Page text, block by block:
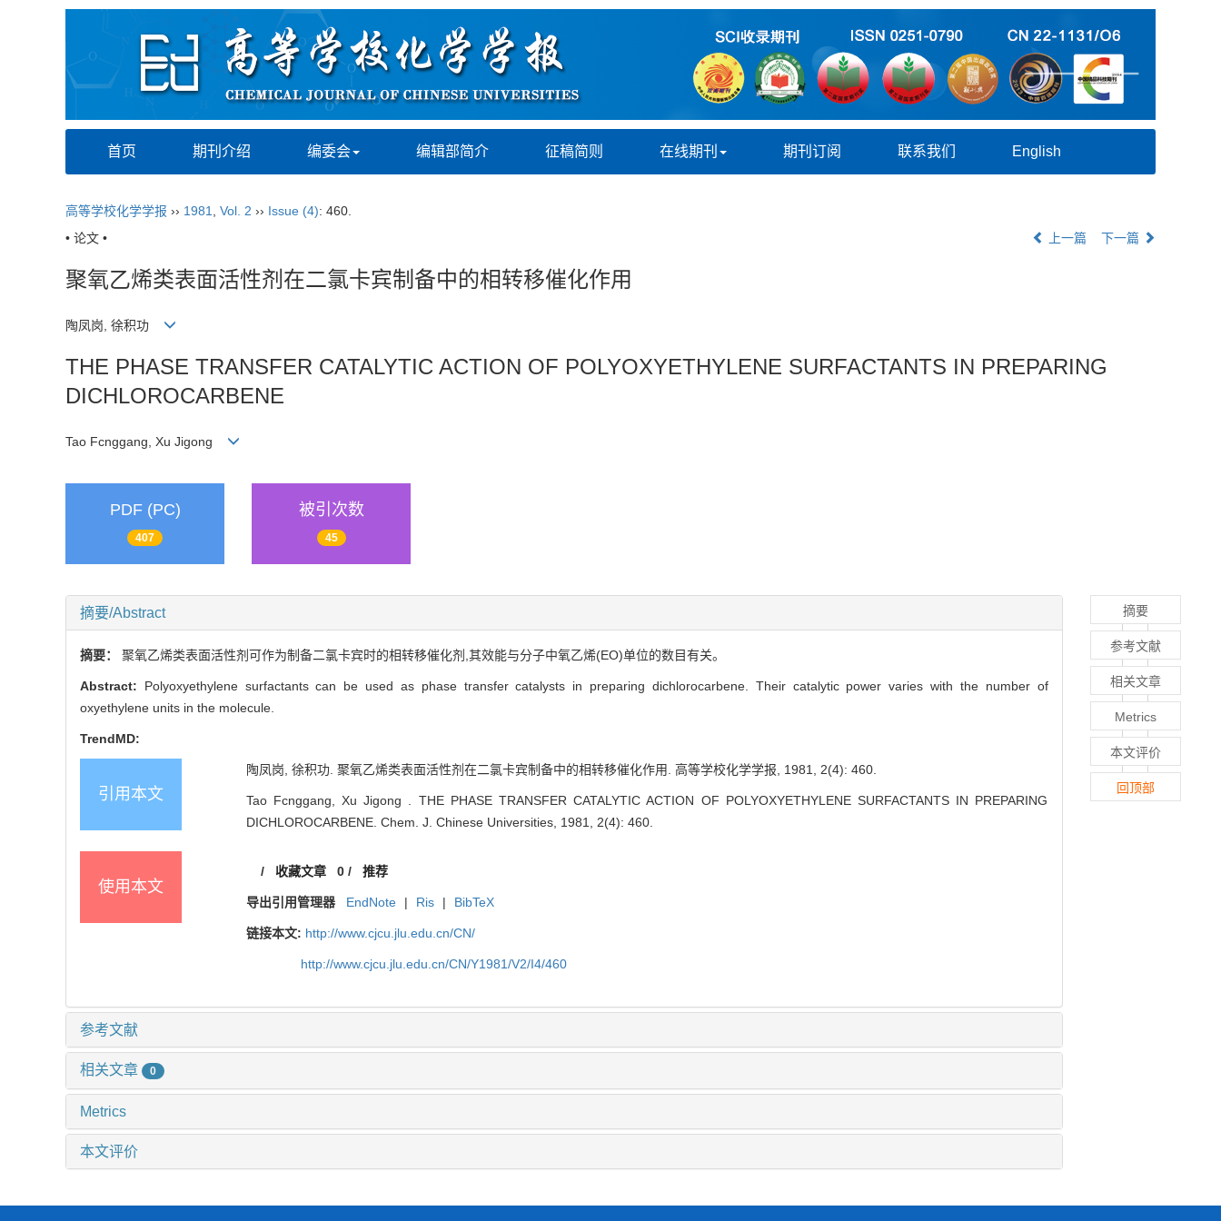
首页 期刊介绍 编委会 编辑部简介 征稿简则 在线期刊 期刊订阅 联系我们 English
高等学校化学学报 ›› 1981 Vol. 2 ›› Issue (4): 460.
• 论文 •
上一篇 下一篇
聚氧乙烯类表面活性剂在二氯卡宾制备中的相转移催化作用
陶凤岗, 徐积功
THE PHASE TRANSFER CATALYTIC ACTION OF POLYOXYETHYLENE SURFACTANTS IN PREPARING
DICHLOROCARBENE
Tao Fcnggang, Xu Jigong
PDF (PC)
407
被引次数
45
摘要/Abstract
摘要： 聚氧乙烯类表面活性剂可作为制备二氯卡宾时的相转移催化剂,其效能与分子中氧乙烯(EO)单位的数目有关。
Abstract: Polyoxyethylene surfactants can be used as phase transfer catalysts in preparing dichlorocarbene. Their catalytic power varies with the number of
oxyethylene units in the molecule.
TrendMD:
引用本文
陶凤岗, 徐积功. 聚氧乙烯类表面活性剂在二氯卡宾制备中的相转移催化作用. 高等学校化学学报, 1981, 2(4): 460.
Tao Fcnggang, Xu Jigong . THE PHASE TRANSFER CATALYTIC ACTION OF POLYOXYETHYLENE SURFACTANTS IN PREPARING
DICHLOROCARBENE. Chem. J. Chinese Universities, 1981, 2(4): 460.
使用本文
/ 收藏文章 0 /推荐
导出引用管理器 EndNote | Ris | BibTeX
链接本文: http://www.cjcu.jlu.edu.cn/CN/
http://www.cjcu.jlu.edu.cn/CN/Y1981/V2/I4/460
参考文献
相关文章 0
Metrics
本文评价
摘要
参考文献
相关文章
Metrics
本文评价
回顶部